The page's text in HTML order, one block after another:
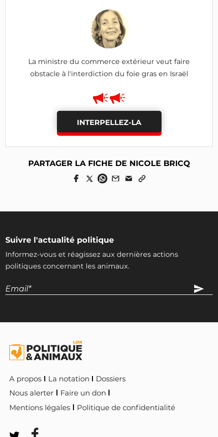
La ministre du commerce extérieur veut faire
obstacle à l'interdiction du foie gras en Israël
INTERPELLEZ-LA
PARTAGER LA FICHE DE NICOLE BRICQ
Suivre l'actualité politique
Informez-vous et réagissez aux dernières actions
politiques concernant les animaux.
A propos La notation
Dossiers
Nous alerter
Faire un don
Mentions légales
Politique de confidentialité